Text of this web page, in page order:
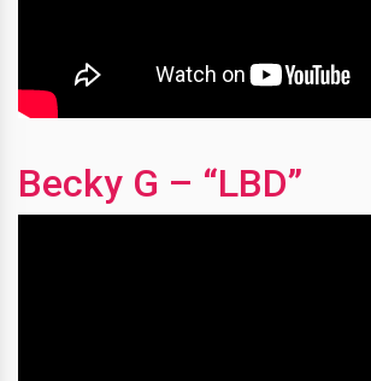
Becky G – “LBD”